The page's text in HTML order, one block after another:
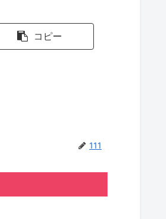
コピー
111